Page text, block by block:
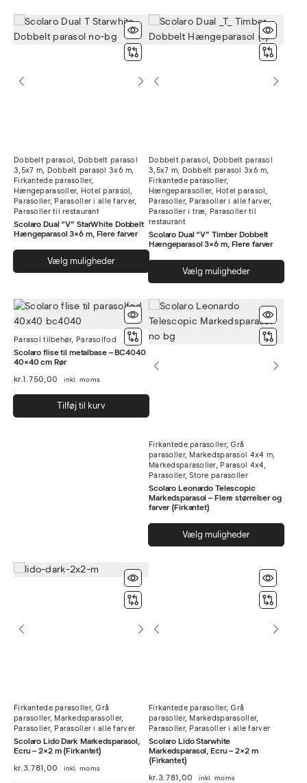
har
flere
varianter.
vælges
Dobbelt parasol, Dobbelt parasol
3,5x7 m, Dobbelt parasol 3x6 m,
Firkantede parasoller,
Hængeparasoller, Hotel parasol,
Parasoller, Parasoller i alle farver,
Parasoller til restaurant
Scolaro Dual “V” StarWhite Dobbelt
Hængeparasol 3×6 m, Flere farver
Vælg muligheder
Dette
har
flere
varianter.
Mulighederne
vælges
Dobbelt parasol, Dobbelt parasol
3,5x7 m, Dobbelt parasol 3x6 m,
Firkantede parasoller,
Hængeparasoller, Hotel parasol,
Parasoller, Parasoller i alle farver,
Parasoller i træ, Parasoller til
restaurant
Scolaro Dual “V” Timber Dobbelt
Hængeparasol 3×6 m, Flere farver
Vælg muligheder
vare
Parasol tilbehør, Parasolfod
Scolaro flise til metalbase – BC4040
40×40 cm Rør
kr.1.750,00 inkl. moms
Tilføj til kurv
Firkantede parasoller, Grå
parasoller, Markedsparasol 4x4 m,
Markedsparasoller, Parasol 4x4,
Parasoller,Store parasoller
Scolaro Leonardo Telescopic
Markedsparasol – Flere størrelser og
farver (Firkantet)
Vælg muligheder
vare
Firkantede parasoller, Grå
parasoller, Markedsparasoller,
Parasoller, Parasoller i alle farver
Scolaro Lido Dark Markedsparasol,
Ecru – 2×2 m (Firkantet)
kr.3.781,00 inkl. moms
Firkantede parasoller, Grå
parasoller, Markedsparasoller,
Parasoller, Parasoller i alle farver
Scolaro Lido Starwhite
Markedsparasol, Ecru – 2×2 m
(Firkantet)
kr.3.781,00 inkl. moms